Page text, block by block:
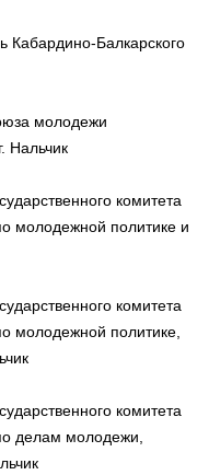
Кабардино-Балкарского
молодежи
Нальчик
комитета
молодежной политике и
комитета
молодежной политике,
комитета
делам молодежи,